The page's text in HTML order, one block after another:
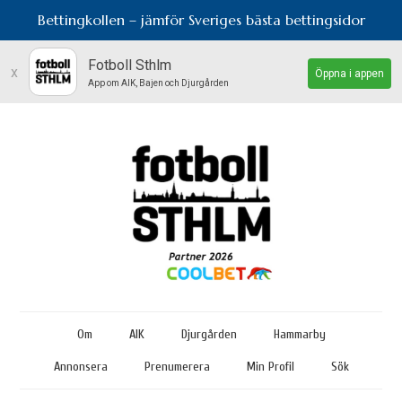
Bettingkollen – jämför Sveriges bästa bettingsidor
x Fotboll Sthlm
App om AIK, Bajen och Djurgården
Öppna i appen
Om AIK Djurgården Hammarby
Annonsera Prenumerera Min Profil Sök